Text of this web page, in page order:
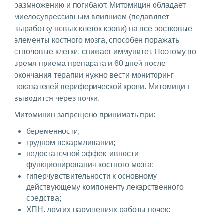
размножению и погибают. Митомицин обладает
миелосупрессивным влиянием (подавляет
выработку новых клеток крови) на все ростковые
элементы костного мозга, способен поражать
стволовые клетки, снижает иммунитет. Поэтому во
время приема препарата и 60 дней после
окончания терапии нужно вести мониторинг
показателей периферической крови. Митомицин
выводится через почки.
Митомицин запрещено принимать при:
беременности;
грудном вскармливании;
недостаточной эффективности
функционирования костного мозга;
гиперчувствительности к основному
действующему компоненту лекарственного
средства;
ХПН, других нарушениях работы почек;